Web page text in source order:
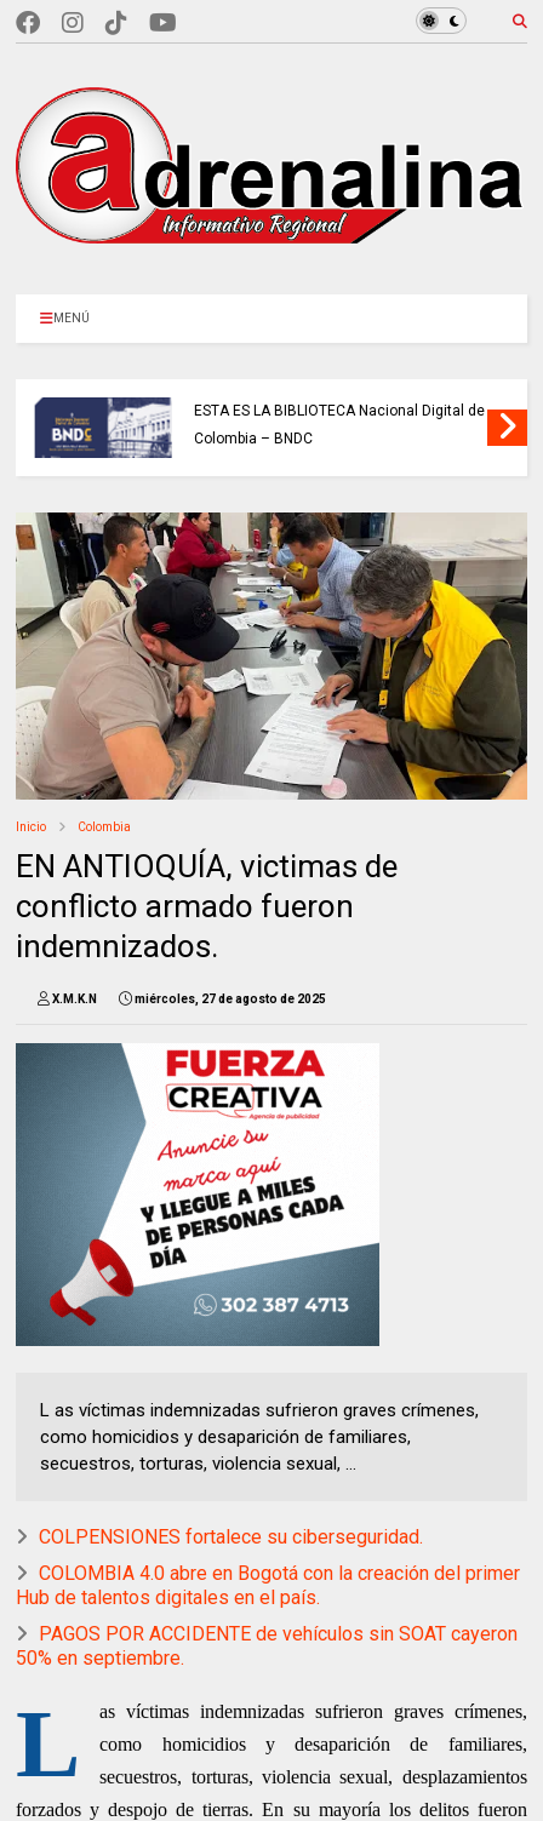
MENÚ
ESTA ES LA BIBLIOTECA Nacional Digital de
Colombia – BNDC
Inicio Colombia
EN ANTIOQUÍA, victimas de
conflicto armado fueron
indemnizados.
X.M.K.N miércoles, 27 de agosto de 2025
L as víctimas indemnizadas sufrieron graves crímenes,
como homicidios y desaparición de familiares,
secuestros, torturas, violencia sexual, ...
COLPENSIONES fortalece su ciberseguridad.
COLOMBIA 4.0 abre en Bogotá con la creación del primer
Hub de talentos digitales en el país.
PAGOS POR ACCIDENTE de vehículos sin SOAT cayeron
50% en septiembre.
L
as víctimas indemnizadas sufrieron graves crímenes,
como homicidios y desaparición de familiares,
secuestros, torturas, violencia sexual, desplazamientos
forzados y despojo de tierras. En su mayoría los delitos fueron